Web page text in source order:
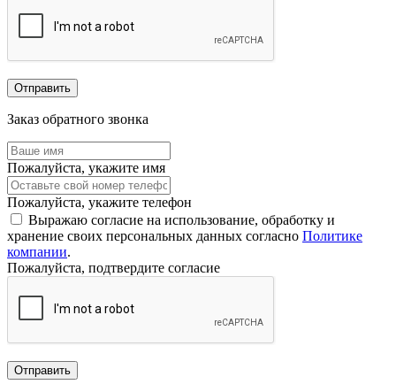
Отправить
Заказ обратного звонка
Пожалуйста, укажите имя
Пожалуйста, укажите телефон
Выражаю согласие на использование, обработку и
хранение своих персональных данных согласно Политике
компании.
Пожалуйста, подтвердите согласие
Отправить